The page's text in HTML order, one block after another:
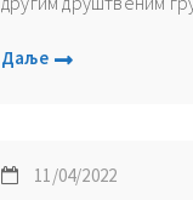
Даље
11/04/2022